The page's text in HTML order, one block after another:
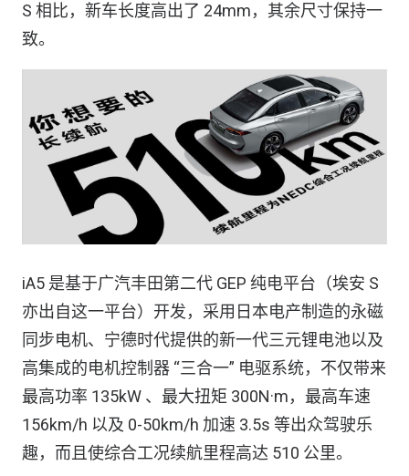
S 相比，新车长度高出了 24mm，其余尺寸保持一
致。
iA5 是基于广汽丰田第二代 GEP 纯电平台（埃安 S
亦出自这一平台）开发，采用日本电产制造的永磁
同步电机、宁德时代提供的新一代三元锂电池以及
高集成的电机控制器 “三合一” 电驱系统，不仅带来
最高功率 135kW 、最大扭矩 300N·m，最高车速
156km/h 以及 0-50km/h 加速 3.5s 等出众驾驶乐
趣，而且使综合工况续航里程高达 510 公里。